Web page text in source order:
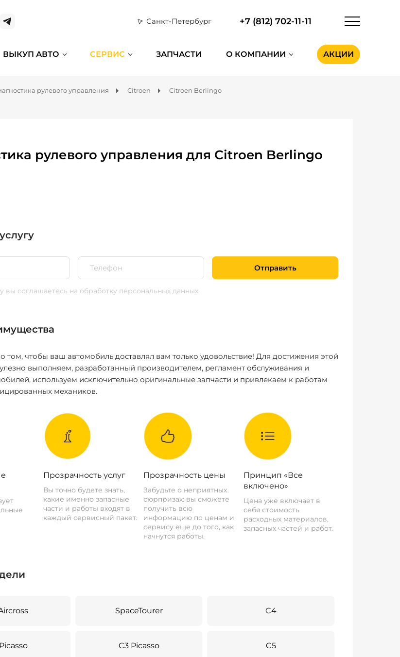
Санкт-Петербург +7 (812) 702-11-11
ВЫКУП АВТО СЕРВИС ЗАПЧАСТИ О КОМПАНИИ АКЦИИ
рулевого управления Citroen Citroen Berlingo
рулевого управления для Citroen Berlingo
Отправить
вы соглашаетесь на обработку персональных данных
том, чтобы ваш автомобиль доставлял вам только удовольствие! Для достижения этой
выполняем, разработанный производителем, регламент обслуживания и
используем исключительно оригинальные запчасти и привлекаем к работам
механиков.
Прозрачность услуг
Вы точно будете знать,
какие именно запасные
части и работы входят в
каждый сервисный пакет.
Прозрачность цены
Забудьте о неприятных
сюрпризах: вы сможете
получить всю
информацию по ценам и
сервису еще до того, как
начнутся работы.
Принцип «Все
включено»
Цена уже включает в
себя стоимость
расходных материалов,
запасных частей и работ.
SpaceTourer C4
C3 Picasso C5